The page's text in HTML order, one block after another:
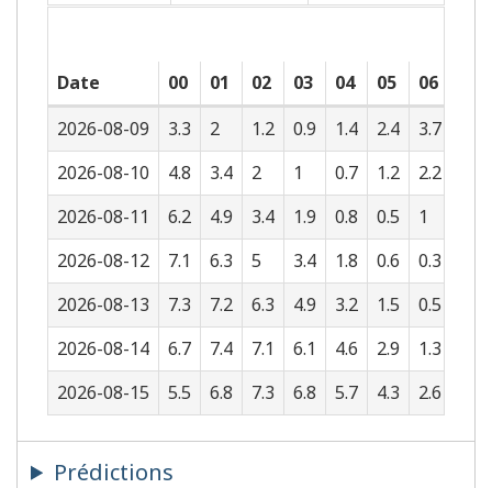
Date 00 01 02 03 04 05 06
2026-08-09
3.3 2 1.2 0.9 1.4 2.4 3.7
2026-08-10
4.8 3.4 2 1 0.7 1.2 2.2
2026-08-11
6.2 4.9 3.4 1.9 0.8 0.5 1
2026-08-12
7.1 6.3 5 3.4 1.8 0.6 0.3
2026-08-13
7.3 7.2 6.3 4.9 3.2 1.5 0.5
2026-08-14
6.7 7.4 7.1 6.1 4.6 2.9 1.3
2026-08-15
5.5 6.8 7.3 6.8 5.7 4.3 2.6
Prédictions